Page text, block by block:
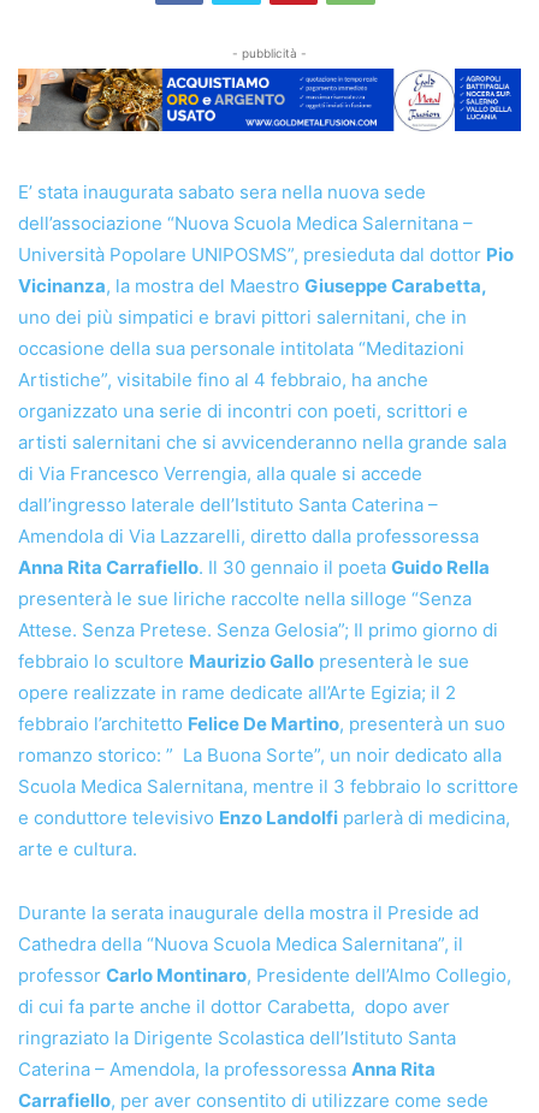
- pubblicità -
E’ stata inaugurata sabato sera nella nuova sede
dell’associazione “Nuova Scuola Medica Salernitana –
Università Popolare UNIPOSMS”, presieduta dal dottor Pio
Vicinanza, la mostra del Maestro Giuseppe Carabetta,
uno dei più simpatici e bravi pittori salernitani, che in
occasione della sua personale intitolata “Meditazioni
Artistiche”, visitabile fino al 4 febbraio, ha anche
organizzato una serie di incontri con poeti, scrittori e
artisti salernitani che si avvicenderanno nella grande sala
di Via Francesco Verrengia, alla quale si accede
dall’ingresso laterale dell’Istituto Santa Caterina –
Amendola di Via Lazzarelli, diretto dalla professoressa
Anna Rita Carrafiello. Il 30 gennaio il poeta Guido Rella
presenterà le sue liriche raccolte nella silloge “Senza
Attese. Senza Pretese. Senza Gelosia”; Il primo giorno di
febbraio lo scultore Maurizio Gallo presenterà le sue
opere realizzate in rame dedicate all’Arte Egizia; il 2
febbraio l’architetto Felice De Martino, presenterà un suo
romanzo storico: ” La Buona Sorte”, un noir dedicato alla
Scuola Medica Salernitana, mentre il 3 febbraio lo scrittore
e conduttore televisivo Enzo Landolfi parlerà di medicina,
arte e cultura.
Durante la serata inaugurale della mostra il Preside ad
Cathedra della “Nuova Scuola Medica Salernitana”, il
professor Carlo Montinaro, Presidente dell’Almo Collegio,
di cui fa parte anche il dottor Carabetta, dopo aver
ringraziato la Dirigente Scolastica dell’Istituto Santa
Caterina – Amendola, la professoressa Anna Rita
Carrafiello, per aver consentito di utilizzare come sede